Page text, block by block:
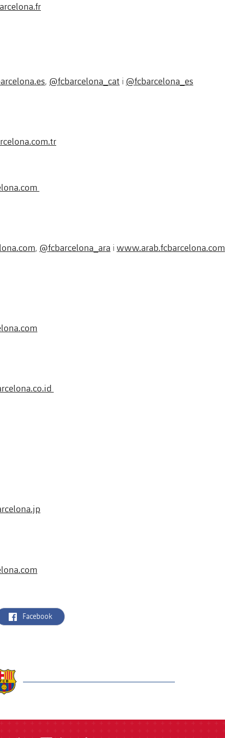
, @fcbarcelona_cat i @fcbarcelona_es
, @fcbarcelona_ara i www.arab.fcbarcelona.com
label.aria.facebook
Facebook